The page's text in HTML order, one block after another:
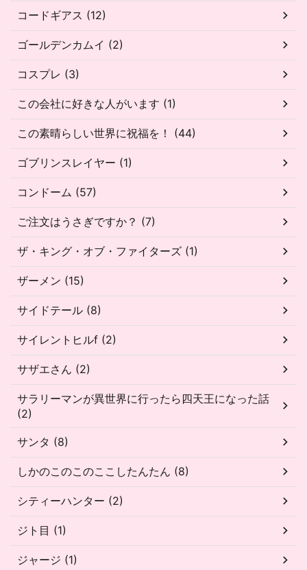
コードギアス (12)
ゴールデンカムイ (2)
コスプレ (3)
この会社に好きな人がいます (1)
この素晴らしい世界に祝福を！ (44)
ゴブリンスレイヤー (1)
コンドーム (57)
ご注文はうさぎですか？ (7)
ザ・キング・オブ・ファイターズ (1)
ザーメン (15)
サイドテール (8)
サイレントヒルf (2)
サザエさん (2)
サラリーマンが異世界に行ったら四天王になった話
(2)
サンタ (8)
しかのこのこのここしたんたん (8)
シティーハンター (2)
ジト目 (1)
ジャージ (1)